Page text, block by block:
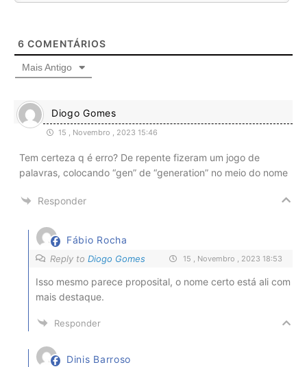
6 COMENTÁRIOS
Mais Antigo
Diogo Gomes
15 , Novembro , 2023 15:46
Tem certeza q é erro? De repente fizeram um jogo de
palavras, colocando “gen” de “generation” no meio do nome
Responder
Fábio Rocha
Reply to Diogo Gomes 15 , Novembro , 2023 18:53
Isso mesmo parece proposital, o nome certo está ali com
mais destaque.
Responder
Dinis Barroso